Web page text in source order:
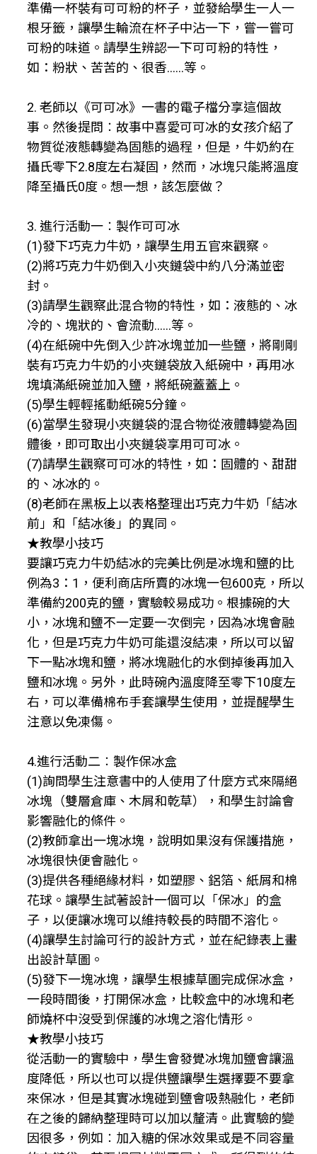
準備一杯裝有可可粉的杯子，並發給學生一人一
根牙籤，讓學生輪流在杯子中沾一下，嘗一嘗可
可粉的味道。請學生辨認一下可可粉的特性，
如：粉狀、苦苦的、很香……等。
2. 老師以《可可冰》一書的電子檔分享這個故
事。然後提問︰故事中喜愛可可冰的女孩介紹了
物質從液態轉變為固態的過程，但是，牛奶約在
攝氏零下2.8度左右凝固，然而，冰塊只能將溫度
降至攝氏0度。想一想，該怎麼做？
3. 進行活動一︰製作可可冰
(1)發下巧克力牛奶，讓學生用五官來觀察。
(2)將巧克力牛奶倒入小夾鏈袋中約八分滿並密
封。
(3)請學生觀察此混合物的特性，如：液態的、冰
冷的、塊狀的、會流動……等。
(4)在紙碗中先倒入少許冰塊並加一些鹽，將剛剛
裝有巧克力牛奶的小夾鏈袋放入紙碗中，再用冰
塊填滿紙碗並加入鹽，將紙碗蓋蓋上。
(5)學生輕輕搖動紙碗5分鐘。
(6)當學生發現小夾鏈袋的混合物從液體轉變為固
體後，即可取出小夾鏈袋享用可可冰。
(7)請學生觀察可可冰的特性，如：固體的、甜甜
的、冰冰的。
(8)老師在黑板上以表格整理出巧克力牛奶「結冰
前」和「結冰後」的異同。
★教學小技巧
要讓巧克力牛奶結冰的完美比例是冰塊和鹽的比
例為3：1，便利商店所賣的冰塊一包600克，所以
準備約200克的鹽，實驗較易成功。根據碗的大
小，冰塊和鹽不一定要一次倒完，因為冰塊會融
化，但是巧克力牛奶可能還沒結凍，所以可以留
下一點冰塊和鹽，將冰塊融化的水倒掉後再加入
鹽和冰塊。另外，此時碗內溫度降至零下10度左
右，可以準備棉布手套讓學生使用，並提醒學生
注意以免凍傷。
4.進行活動二︰製作保冰盒
(1)詢問學生注意書中的人使用了什麼方式來隔絕
冰塊（雙層倉庫、木屑和乾草），和學生討論會
影響融化的條件。
(2)教師拿出一塊冰塊，說明如果沒有保護措施，
冰塊很快便會融化。
(3)提供各種絕緣材料，如塑膠、鋁箔、紙屑和棉
花球。讓學生試著設計一個可以「保冰」的盒
子，以便讓冰塊可以維持較長的時間不溶化。
(4)讓學生討論可行的設計方式，並在紀錄表上畫
出設計草圖。
(5)發下一塊冰塊，讓學生根據草圖完成保冰盒，
一段時間後，打開保冰盒，比較盒中的冰塊和老
師燒杯中沒受到保護的冰塊之溶化情形。
★教學小技巧
從活動一的實驗中，學生會發覺冰塊加鹽會讓溫
度降低，所以也可以提供鹽讓學生選擇要不要拿
來保冰，但是其實冰塊碰到鹽會吸熱融化，老師
在之後的歸納整理時可以加以釐清。此實驗的變
因很多，例如︰加入糖的保冰效果或是不同容量